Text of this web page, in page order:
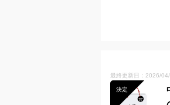
最終更新日：2026/
決定